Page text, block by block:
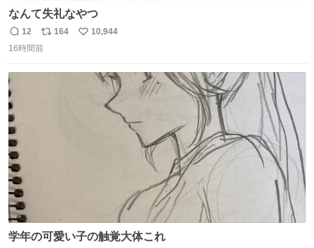
なんて失礼なやつ
返
信
12
リ
ポ
164
い
10,944
16時間前
学年の可愛い子の触覚大体これ